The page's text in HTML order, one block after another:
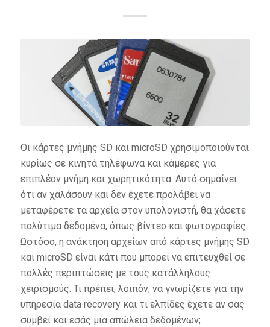
Οι κάρτες μνήμης SD και microSD χρησιμοποιούνται
κυρίως σε κινητά τηλέφωνα και κάμερες για
επιπλέον μνήμη και χωρητικότητα. Αυτό σημαίνει
ότι αν χαλάσουν και δεν έχετε προλάβει να
μεταφέρετε τα αρχεία στον υπολογιστή, θα χάσετε
πολύτιμα δεδομένα, όπως βίντεο και φωτογραφίες.
Ωστόσο, η ανάκτηση αρχείων από κάρτες μνήμης SD
και microSD είναι κάτι που μπορεί να επιτευχθεί σε
πολλές περιπτώσεις με τους κατάλληλους
χειρισμούς. Τι πρέπει, λοιπόν, να γνωρίζετε για την
υπηρεσία data recovery και τι ελπίδες έχετε αν σας
συμβεί και εσάς μια απώλεια δεδομένων;